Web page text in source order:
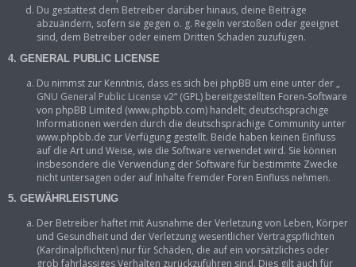
Du gestattest dem Betreiber darüber hinaus, deine Beiträge
abzuändern, sofern sie gegen o. g. Regeln verstoßen oder geeignet
sind, dem Betreiber oder einem Dritten Schaden zuzufügen.
4. GENERAL PUBLIC LICENSE
Du nimmst zur Kenntnis, dass es sich bei phpBB um eine unter der „
GNU General Public License v2“ (GPL) bereitgestellten Foren-Software
von phpBB Limited (www.phpbb.com) handelt; deutschsprachige
Informationen werden durch die deutschsprachige Community unter
www.phpbb.de zur Verfügung gestellt. Beide haben keinen Einfluss
auf die Art und Weise, wie die Software verwendet wird. Sie können
insbesondere die Verwendung der Software für bestimmte Zwecke
nicht untersagen oder auf Inhalte fremder Foren Einfluss nehmen.
5. GEWÄHRLEISTUNG
Der Betreiber haftet mit Ausnahme der Verletzung von Leben, Körper
und Gesundheit und der Verletzung wesentlicher Vertragspflichten
(Kardinalpflichten) nur für Schäden, die auf ein vorsätzliches oder
grob fahrlässiges Verhalten zurückzuführen sind. Dies gilt auch für